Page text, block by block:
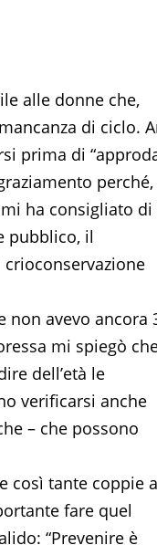
alle donne che,
di ciclo.
prima di
perché,
ha consigliato di
pubblico, il
non avevo ancora
mi spiegò
dell’età le
verificarsi anche
– che possono
così tante coppie
fare quel
“Prevenire è